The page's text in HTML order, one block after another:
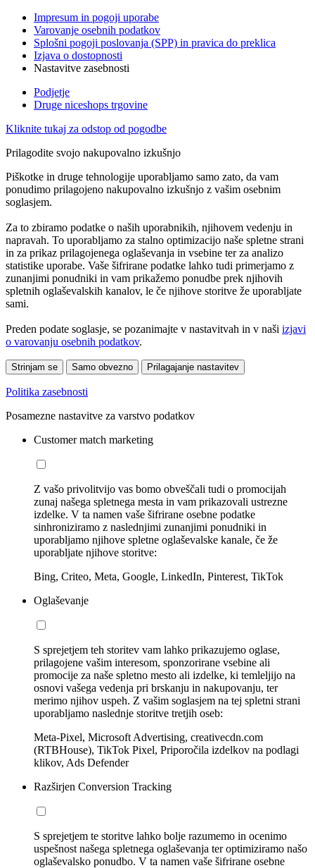
Impresum in pogoji uporabe
Varovanje osebnih podatkov
Splošni pogoji poslovanja (SPP) in pravica do preklica
Izjava o dostopnosti
Nastavitve zasebnosti
Podjetje
Druge niceshops trgovine
Kliknite tukaj za odstop od pogodbe
Prilagodite svojo nakupovalno izkušnjo
Piškotke in druge tehnologije uporabljamo samo zato, da vam
ponudimo prilagojeno nakupovalno izkušnjo z vašim osebnim
soglasjem.
Za to zbiramo podatke o naših uporabnikih, njihovem vedenju in
napravah. To uporabljamo za stalno optimizacijo naše spletne strani
in za prikaz prilagojenega oglaševanja in vsebine ter za analizo
statistike uporabe. Vaše šifrirane podatke lahko tudi primerjamo z
zunanjimi ponudniki in vam prikažemo ponudbe prek njihovih
spletnih oglaševalskih kanalov, le če njihove storitve že uporabljate
sami.
Preden podate soglasje, se pozanimajte v nastavitvah in v naši izjavi
o varovanju osebnih podatkov.
Strinjam se Samo obvezno Prilagajanje nastavitev
Politika zasebnosti
Posamezne nastavitve za varstvo podatkov
Customer match marketing
Z vašo privolitvijo vas bomo obveščali tudi o promocijah
zunaj našega spletnega mesta in vam prikazovali ustrezne
izdelke. V ta namen vaše šifrirane osebne podatke
sinhroniziramo z naslednjimi zunanjimi ponudniki in
uporabljamo njihove spletne oglaševalske kanale, če že
uporabljate njihove storitve:
Bing, Criteo, Meta, Google, LinkedIn, Pinterest, TikTok
Oglaševanje
S sprejetjem teh storitev vam lahko prikazujemo oglase,
prilagojene vašim interesom, sponzorirane vsebine ali
promocije za naše spletno mesto ali izdelke, ki temleljijo na
osnovi vašega vedenja pri brskanju in nakupovanju, ter
merimo njihov uspeh. Z vašim soglasjem na tej spletni strani
uporabljamo naslednje storitve tretjih oseb:
Meta-Pixel, Microsoft Advertising, creativecdn.com
(RTBHouse), TikTok Pixel, Priporočila izdelkov na podlagi
klikov, Ads Defender
Razširjen Conversion Tracking
S sprejetjem te storitve lahko bolje razumemo in ocenimo
uspešnost našega spletnega oglaševanja ter optimiziramo našo
oglaševalsko ponudbo. V ta namen vaše šifrirane osebne